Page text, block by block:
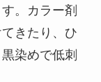
。カラー剤
きたり、ひ
染めで低刺